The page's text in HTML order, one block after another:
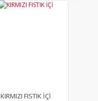
KIRMIZI FISTIK İÇİ